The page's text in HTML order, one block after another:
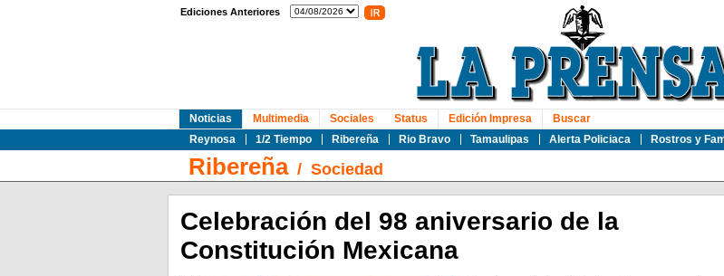
Ediciones Anteriores
Noticias
Reynosa
1/2 Tiempo Ribereña Rio Bravo Tamaulipas Alerta Policiaca Rostros y
Multimedia Sociales Status Edición Impresa Buscar
Ribereña/ Sociedad
Celebración del 98 aniversario de la
Constitución Mexicana